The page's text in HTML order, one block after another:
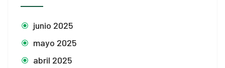
junio 2025
mayo 2025
abril 2025